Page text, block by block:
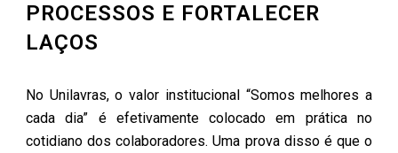
PROCESSOS E FORTALECER
LAÇOS
No Unilavras, o valor institucional “Somos melhores a
cada dia” é efetivamente colocado em prática no
cotidiano dos colaboradores. Uma prova disso é que o